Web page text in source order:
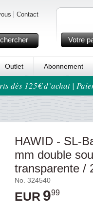
Contact
Votre
Outlet Abonnement
dès 125€ d’achat |
HAWID - SL-
mm double
transparente /
No. 324540
EUR 999